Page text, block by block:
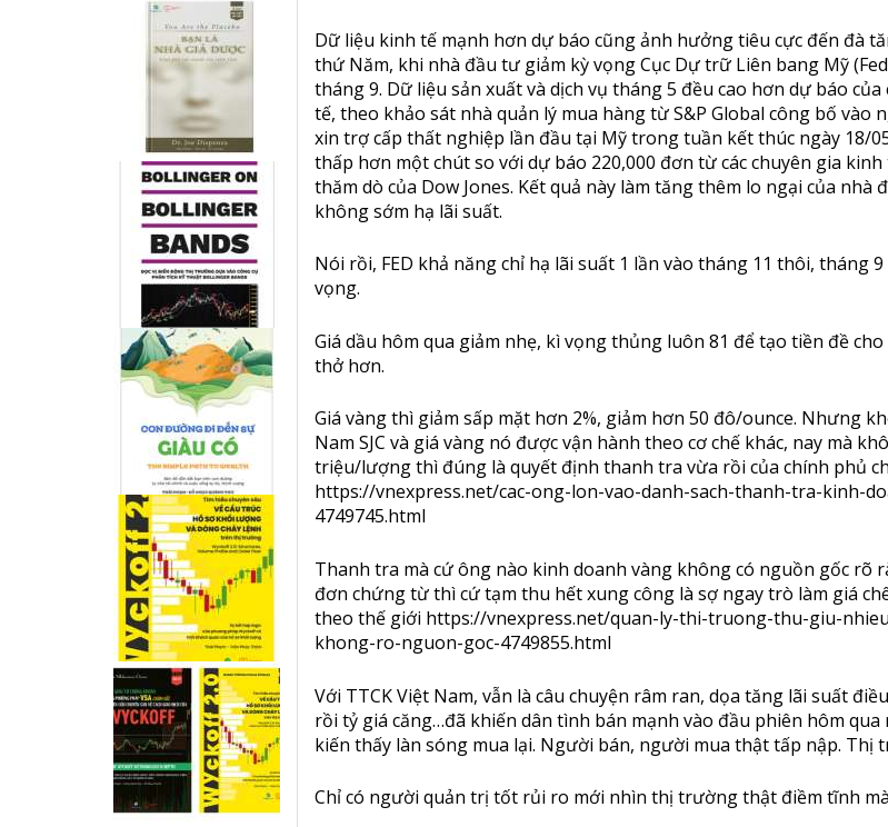
Dữ liệu kinh tế mạnh hơn dự báo cũng ảnh hưởng tiêu cực đến đà
thứ Năm, khi nhà đầu tư giảm kỳ vọng Cục Dự trữ Liên bang Mỹ
tháng 9. Dữ liệu sản xuất và dịch vụ tháng 5 đều cao hơn dự báo của
tế, theo khảo sát nhà quản lý mua hàng từ S&P Global công bố vào
xin trợ cấp thất nghiệp lần đầu tại Mỹ trong tuần kết thúc ngày 18/
thấp hơn một chút so với dự báo 220,000 đơn từ các chuyên gia
thăm dò của Dow Jones. Kết quả này làm tăng thêm lo ngại của nhà
không sớm hạ lãi suất.
Nói rồi, FED khả năng chỉ hạ lãi suất 1 lần vào tháng 11 thôi, tháng
vọng.
Giá dầu hôm qua giảm nhẹ, kì vọng thủng luôn 81 để tạo tiền đề cho
thở hơn.
Giá vàng thì giảm sấp mặt hơn 2%, giảm hơn 50 đô/ounce. Nhưng
Nam SJC và giá vàng nó được vận hành theo cơ chế khác, nay mà
triệu/lượng thì đúng là quyết định thanh tra vừa rồi của chính phủ
https://vnexpress.net/cac-ong-lon-vao-danh-sach-thanh-tra-kinh-
4749745.html
Thanh tra mà cứ ông nào kinh doanh vàng không có nguồn gốc rõ
đơn chứng từ thì cứ tạm thu hết xung công là sợ ngay trò làm giá
theo thế giới https://vnexpress.net/quan-ly-thi-truong-thu-giu-
khong-ro-nguon-goc-4749855.html
Với TTCK Việt Nam, vẫn là câu chuyện râm ran, dọa tăng lãi suất
rồi tỷ giá căng…đã khiến dân tình bán mạnh vào đầu phiên hôm
kiến thấy làn sóng mua lại. Người bán, người mua thật tấp nập. Thị
Chỉ có người quản trị tốt rủi ro mới nhìn thị trường thật điềm tĩnh